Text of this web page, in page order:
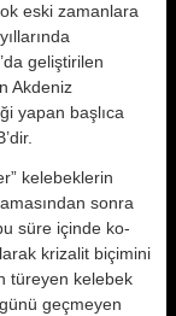
eski zamanlara
geliştirilen
Akdeniz
yapan başlıca
kelebeklerin
sonra
süre içinde ko­
krizalit biçimini
türeyen kelebek
geç­meyen